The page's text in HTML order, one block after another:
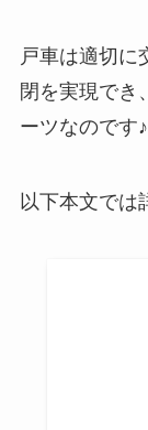
戸車は適切に
閉を実現でき
ーツなのです♪
以下本文では